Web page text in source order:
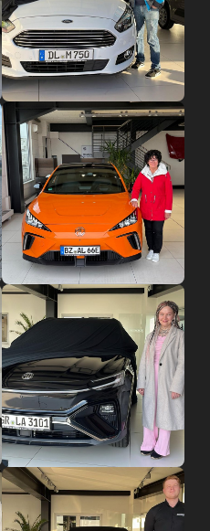
Show larger version
Show larger version
Show larger version